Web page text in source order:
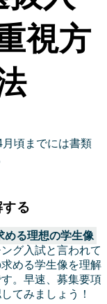
視方
頃までには書類
る
める理想の学生像
グ入試と言われて
める学生像を理解
。早速、募集要項
てみましょう！